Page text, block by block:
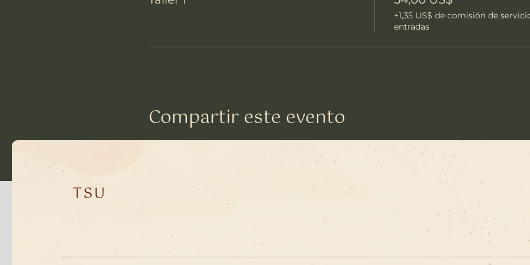
+1,35 US$ de comisión de
entradas
Compartir este evento
TSU